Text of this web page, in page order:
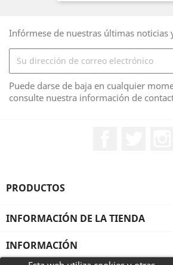
Infórmese de nuestras últimas noticias
Puede darse de baja en cualquier
consulte nuestra información de
PRODUCTOS
INFORMACIÓN DE LA TIENDA
INFORMACIÓN